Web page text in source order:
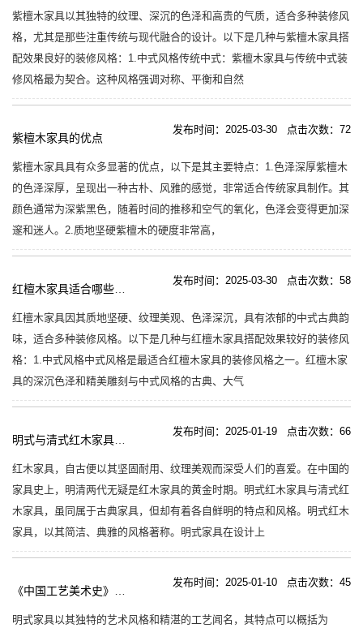
紫檀木家具以其独特的纹理、深沉的色泽和高贵的气质，适合多种装修风
格，尤其是那些注重传统与现代融合的设计。以下是几种与紫檀木家具搭
配效果良好的装修风格：1.中式风格传统中式：紫檀木家具与传统中式装
修风格最为契合。这种风格强调对称、平衡和自然
紫檀木家具的优点
紫檀木家具具有众多显著的优点，以下是其主要特点：1.色泽深厚紫檀木
的色泽深厚，呈现出一种古朴、风雅的感觉，非常适合传统家具制作。其
颜色通常为深紫黑色，随着时间的推移和空气的氧化，色泽会变得更加深
邃和迷人。2.质地坚硬紫檀木的硬度非常高，
发布时间：2025-03-30 点击次数：72
红檀木家具因其质地坚硬、纹理美观、色泽深沉，具有浓郁的中式古典韵
味，适合多种装修风格。以下是几种与红檀木家具搭配效果较好的装修风
格：1.中式风格中式风格是最适合红檀木家具的装修风格之一。红檀木家
具的深沉色泽和精美雕刻与中式风格的古典、大气
发布时间：2025-03-30 点击次数：58
红木家具，自古便以其坚固耐用、纹理美观而深受人们的喜爱。在中国的
家具史上，明清两代无疑是红木家具的黄金时期。明式红木家具与清式红
木家具，虽同属于古典家具，但却有着各自鲜明的特点和风格。明式红木
家具，以其简洁、典雅的风格著称。明式家具在设计上
发布时间：2025-01-19 点击次数：66
明式家具以其独特的艺术风格和精湛的工艺闻名，其特点可以概括为
发布时间：2025-01-10 点击次数：45